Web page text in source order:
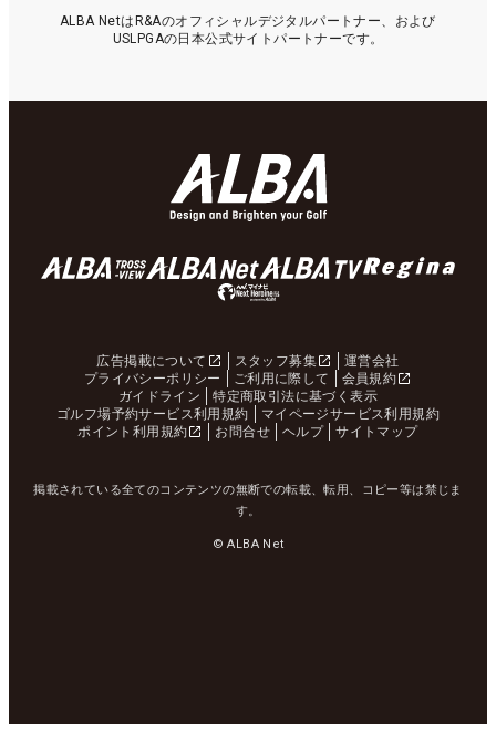
ALBA NetはR&Aのオフィシャルデジタルパートナー、および
USLPGAの日本公式サイトパートナーです。
広告掲載について スタッフ募集
運営会社
プライバシーポリシー
ご利用に際して
会員規約
ガイドライン
特定商取引法に基づく表示
ゴルフ場予約サービス利用規約
マイページサービス利用規約
ポイント利用規約
お問合せ ヘルプ サイトマップ
掲載されている全てのコンテンツの無断での転載、転用、コピー等は禁じま
す。
© ALBA Net